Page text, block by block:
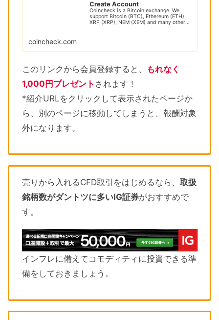
Create Account
Coincheck is a Bitcoin exchange. We
support Bitcoin (BTC), Ethereum (ETH),
XRP (XRP), NEM (XEM) and many other
coincheck.com
このリンクから会員登録すると、
もれなく
1,000円プレゼント されます！
*紹介URLをクリックして表示されたページか
ら、別のページに移動してしまうと、報酬対象
外になります。
売りから入れるCFD取引をはじめるなら、 取扱
銘柄数がダントツに多いIG証券がおすすめで
す。
インフレに備えてコモディティに投資できる準
備をしておきましょう。